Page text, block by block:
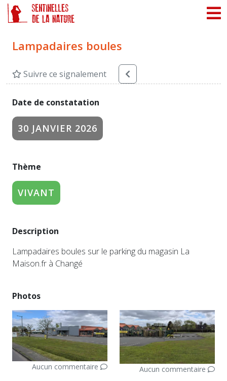
Lampadaires boules
Suivre ce signalement
Date de constatation
30 JANVIER 2026
Thème
VIVANT
Description
Lampadaires boules sur le parking du magasin La
Maison.fr à Changé
Photos
Aucun commentaire Aucun commentaire
Panneau de gestion des cookies